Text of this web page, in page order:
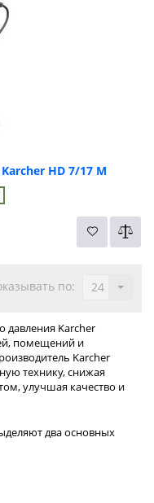
HD 7/17 M
по: 24
давления Karcher
помещений и
Karcher
технику, снижая
улучшая качество и
два основных